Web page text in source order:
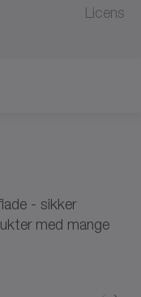
Licens
- sikker
med mange